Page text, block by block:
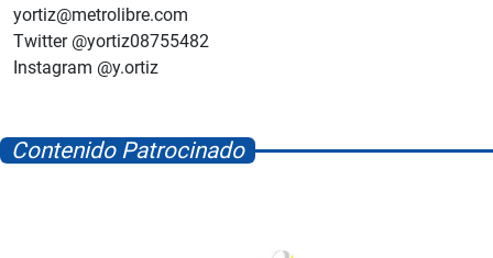
yortiz@metrolibre.com
Twitter @yortiz08755482
Instagram @y.ortiz
Contenido Patrocinado